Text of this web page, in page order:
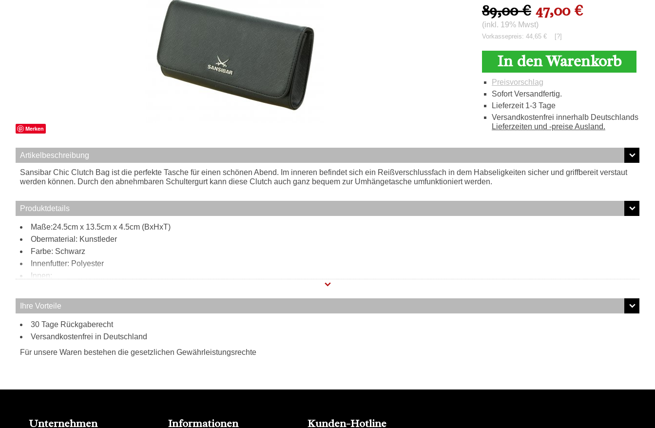
Merken
89,00 € 47,00 €
(inkl. 19% Mwst)
Vorkassepreis: 44,65 € [?]
In den Warenkorb
Preisvorschlag
Sofort Versandfertig.
Lieferzeit 1-3 Tage
Versandkostenfrei innerhalb Deutschlands
Lieferzeiten und -preise Ausland.
Artikelbeschreibung
Sansibar Chic Clutch Bag ist die perfekte Tasche für einen schönen Abend. Im inneren befindet sich ein Reißverschlussfach in dem Habseligkeiten sicher und griffbereit verstaut
werden können. Durch den abnehmbaren Schultergurt kann diese Clutch auch ganz bequem zur Umhängetasche umfunktioniert werden.
Produktdetails
Maße:24.5cm x 13.5cm x 4.5cm (BxHxT)
Obermaterial: Kunstleder
Farbe: Schwarz
Innenfutter: Polyester
Innen:
Außen:
Sansibar Logo
Tragweise:
Clutch
Schulterriemen
Ihre Vorteile
30 Tage Rückgaberecht
Versandkostenfrei in Deutschland
Für unsere Waren bestehen die gesetzlichen Gewährleistungsrechte
Unternehmen Informationen Kunden-Hotline